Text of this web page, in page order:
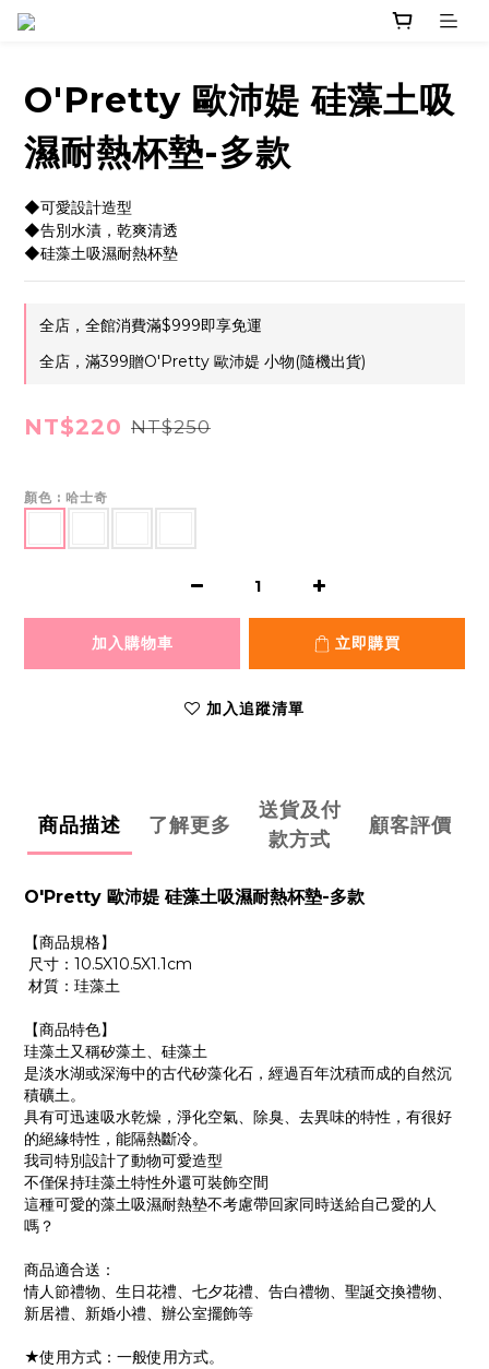
O'Pretty 歐沛媞 硅藻土吸
濕耐熱杯墊-多款
◆可愛設計造型
◆告別水漬，乾爽清透
◆硅藻土吸濕耐熱杯墊
全店，全館消費滿$999即享免運
全店，滿399贈O'Pretty 歐沛媞 小物(隨機出貨)
NT$220 NT$250
顏色 : 哈士奇
加入購物車 立即購買
加入追蹤清單
商品描述 了解更多
送貨及付
款方式
顧客評價
O'Pretty 歐沛媞 硅藻土吸濕耐熱杯墊-多款
【商品規格】
尺寸：10.5X10.5X1.1cm
材質：珪藻土
【商品特色】
珪藻土又稱矽藻土、硅藻土
是淡水湖或深海中的古代矽藻化石，經過百年沈積而成的自然沉
積礦土。
具有可迅速吸水乾燥，淨化空氣、除臭、去異味的特性，有很好
的絕緣特性，能隔熱斷冷。
我司特別設計了動物可愛造型
不僅保持珪藻土特性外還可裝飾空間
這種可愛的藻土吸濕耐熱墊不考慮帶回家同時送給自己愛的人
嗎？
商品適合送：
情人節禮物、生日花禮、七夕花禮、告白禮物、聖誕交換禮物、
新居禮、新婚小禮、辦公室擺飾等
★使用方式：一般使用方式。